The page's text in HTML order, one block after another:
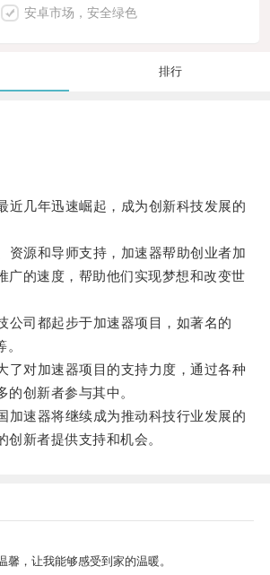
安卓市场，安全绿色
排行
几年迅速崛起，成为创新科技发展的
源和导师支持，加速器帮助创业者加
广的速度，帮助他们实现梦想和改变世
司都起步于加速器项目，如著名的
对加速器项目的支持力度，通过各种
的创新者参与其中。
速器将继续成为推动科技行业发展的
创新者提供支持和机会。
馨，让我能够感受到家的温暖。